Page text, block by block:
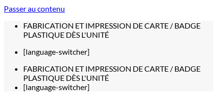
Passer au contenu
FABRICATION ET IMPRESSION DE CARTE / BADGE
PLASTIQUE DÈS L'UNITÉ
[language-switcher]
FABRICATION ET IMPRESSION DE CARTE / BADGE
PLASTIQUE DÈS L'UNITÉ
[language-switcher]